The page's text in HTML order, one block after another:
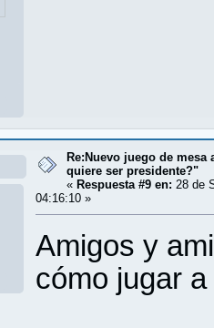
Re:Nuevo juego de
quiere ser presidente?"
« Respuesta #9 en: 28 de
04:16:10 »
Amigos y
cómo jugar